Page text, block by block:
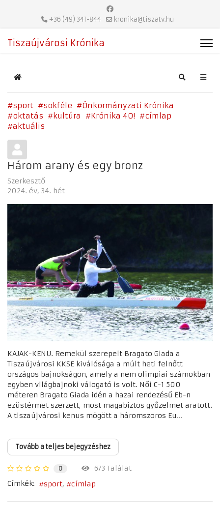
+36 (49) 341-844 kronika@tiszatv.hu
Tiszaújvárosi Krónika
Home Search
sport sokféle
Önkormányzati Krónika
oktatás
kultúra Krónika 40!
címlap
aktuális
Három arany és egy bronz
Szerkesztő
2024. év 34. hét
KAJAK-KENU. Remekül szerepelt Bragato Giada a
Tiszaújvárosi KKSE kiválósága a múlt heti felnőtt
országos bajnokságon, amely a nem olimpiai számokban
egyben világbajnoki válogató is volt. Női C-1 500
méteren Bragato Giada idén a hazai rendezésű Eb-n
ezüstérmet szerzett, most magabiztos győzelmet aratott.
A tiszaújvárosi kenus mögött a háromszoros Eu...
Tovább a teljes bejegyzéshez
0
673 Találat
Címkék:
sport címlap